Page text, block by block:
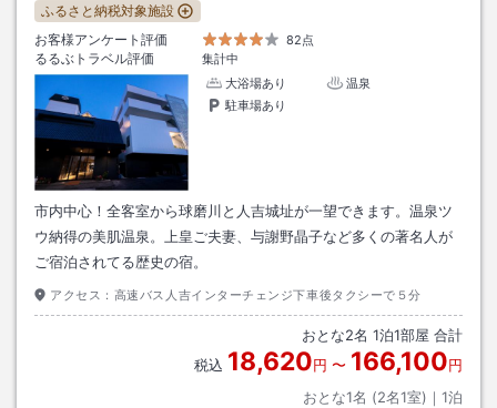
ふるさと納税対象施設
お客様アンケート評価
82点
るるぶトラベル評価
集計中
大浴場あり
温泉
駐車場あり
市内中心！全客室から球磨川と人吉城址が一望できます。温泉ツ
ウ納得の美肌温泉。上皇ご夫妻、与謝野晶子など多くの著名人が
ご宿泊されてる歴史の宿。
アクセス： 高速バス人吉インターチェンジ下車後タクシーで５分
おとな2名 1泊1部屋 合計
税込 18,620円 〜 166,100円
おとな1名 (2名1室)｜ 1泊